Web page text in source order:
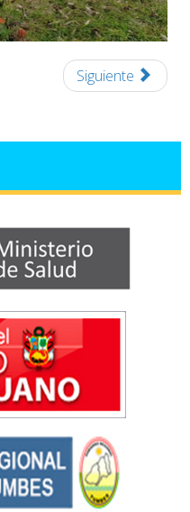
Siguiente